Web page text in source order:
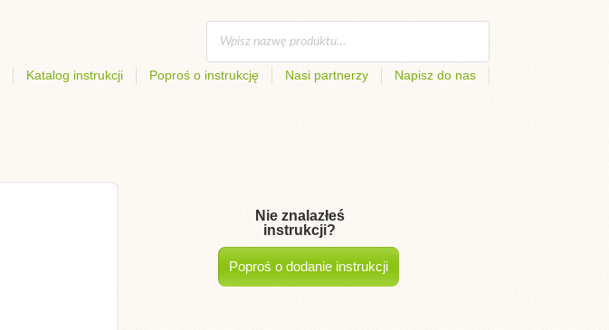
Katalog instrukcji Poproś o instrukcję Nasi partnerzy Napisz do nas
Nie znalazłeś
instrukcji?
Poproś o dodanie instrukcji